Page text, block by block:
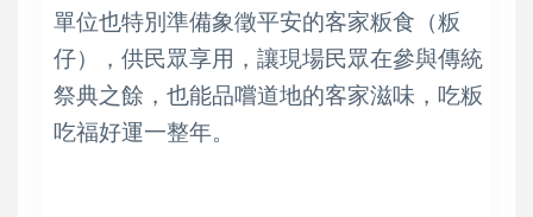
單位也特別準備象徵平安的客家粄食（粄
仔），供民眾享用，讓現場民眾在參與傳統
祭典之餘，也能品嚐道地的客家滋味，吃粄
吃福好運一整年。